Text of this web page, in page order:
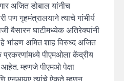
अजित डोबाल यांनीच
पण गृहमंत्रालयाने त्याचे गांभीर्य
बैसारन घाटीमध्येक अतिरेक्यांनी
भांडण अमित शाह विरुध्द अजित
पीएमओला केंद्रीय
म्हणजे पीएमओ पेक्षा